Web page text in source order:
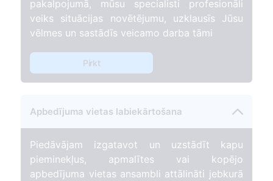
pakalpojumā, mūsu specialisti profesionāli
veiks situācijas novētējumu, uzklausīs Jūsu
vēlmes un sastādīs veicamo darba tāmi
Pirkt
Apbedījuma vietas labiekārtošana
Piedāvājam izgatavot un uzstādīt kapu
pieminekļus, apmalītes vai kopējo
apbedījuma vietas ansambli attālināti jebkurā